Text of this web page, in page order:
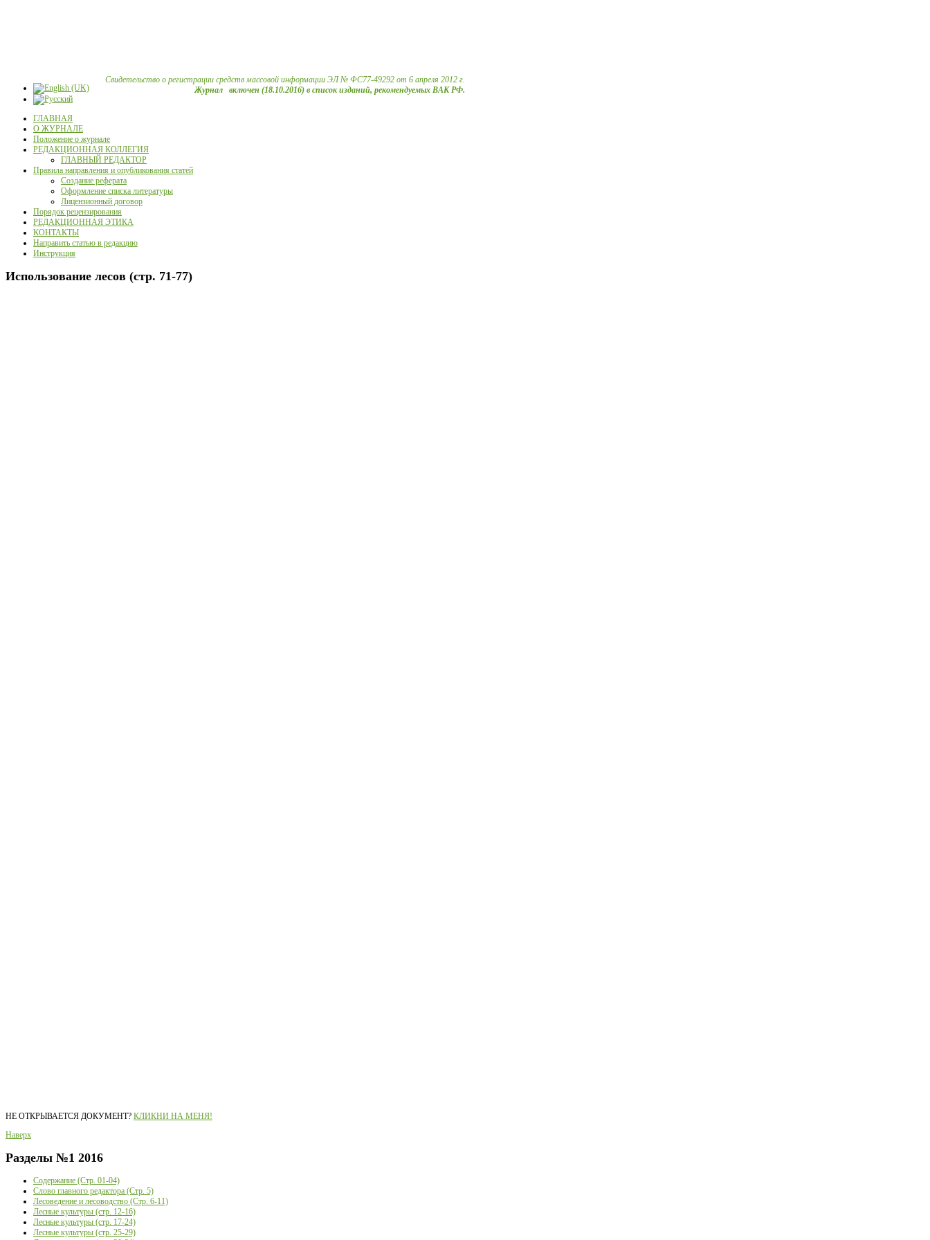
Свидетельство о регистрации средств массовой информации ЭЛ № ФС77-49292 от 6 апреля 2012 г.
Журнал включен (18.10.2016) в список изданий, рекомендуемых ВАК РФ.
ГЛАВНАЯ
О ЖУРНАЛЕ
Положение о журнале
РЕДАКЦИОННАЯ КОЛЛЕГИЯ
ГЛАВНЫЙ РЕДАКТОР
Правила направления и опубликования статей
Создание реферата
Оформление списка литературы
Лицензионный договор
Порядок рецензирования
РЕДАКЦИОННАЯ ЭТИКА
КОНТАКТЫ
Направить статью в редакцию
Инструкция
Использование лесов (стр. 71-77)
НЕ ОТКРЫВАЕТСЯ ДОКУМЕНТ? КЛИКНИ НА МЕНЯ!
Наверх
Разделы №1 2016
Содержание (Стр. 01-04)
Слово главного редактора (Стр. 5)
Лесоведение и лесоводство (Стр. 6-11)
Лесные культуры (стр. 12-16)
Лесные культуры (стр. 17-24)
Лесные культуры (стр. 25-29)